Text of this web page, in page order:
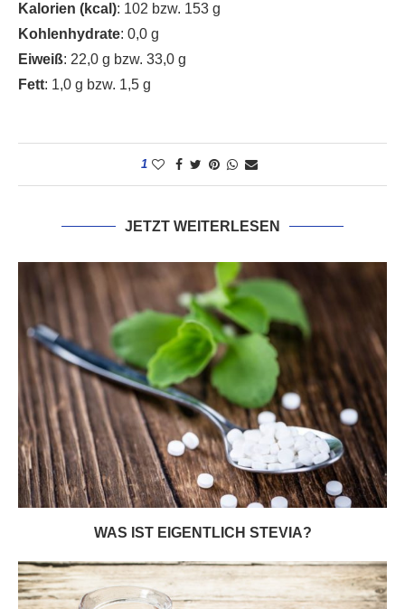
Kalorien (kcal): 102 bzw. 153 g
Kohlenhydrate: 0,0 g
Eiweiß: 22,0 g bzw. 33,0 g
Fett: 1,0 g bzw. 1,5 g
1
JETZT WEITERLESEN
WAS IST EIGENTLICH STEVIA?